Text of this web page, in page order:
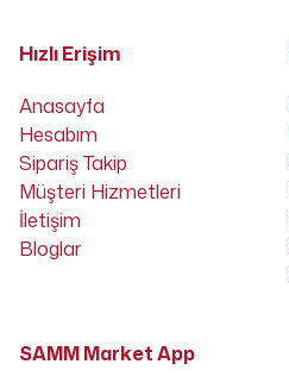
Hızlı Erişim
Anasayfa
Hesabım
Sipariş Takip
Müşteri Hizmetleri
İletişim
Bloglar
SAMM Market App